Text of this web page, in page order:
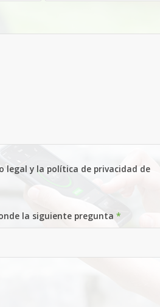
legal y la política de privacidad de
la siguiente pregunta *